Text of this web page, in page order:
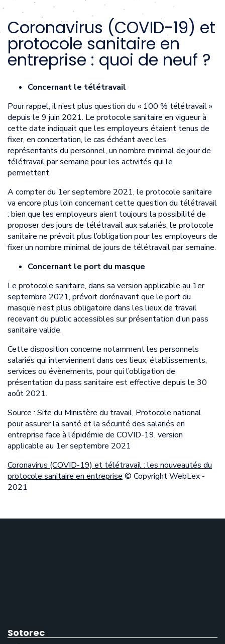
Coronavirus (COVID-19) et
protocole sanitaire en
entreprise : quoi de neuf ?
Concernant le télétravail
Pour rappel, il n’est plus question du « 100 % télétravail »
depuis le 9 juin 2021. Le protocole sanitaire en vigueur à
cette date indiquait que les employeurs étaient tenus de
fixer, en concertation, le cas échéant avec les
représentants du personnel, un nombre minimal de jour de
télétravail par semaine pour les activités qui le
permettent.
A compter du 1er septembre 2021, le protocole sanitaire
va encore plus loin concernant cette question du télétravail
: bien que les employeurs aient toujours la possibilité de
proposer des jours de télétravail aux salariés, le protocole
sanitaire ne prévoit plus l’obligation pour les employeurs de
fixer un nombre minimal de jours de télétravail par semaine.
Concernant le port du masque
Le protocole sanitaire, dans sa version applicable au 1er
septembre 2021, prévoit dorénavant que le port du
masque n’est plus obligatoire dans les lieux de travail
recevant du public accessibles sur présentation d’un pass
sanitaire valide.
Cette disposition concerne notamment les personnels
salariés qui interviennent dans ces lieux, établissements,
services ou évènements, pour qui l’obligation de
présentation du pass sanitaire est effective depuis le 30
août 2021.
Source : Site du Ministère du travail, Protocole national
pour assurer la santé et la sécurité des salariés en
entreprise face à l’épidémie de COVID-19, version
applicable au 1er septembre 2021
Coronavirus (COVID-19) et télétravail : les nouveautés du
protocole sanitaire en entreprise © Copyright WebLex -
2021
Sotorec